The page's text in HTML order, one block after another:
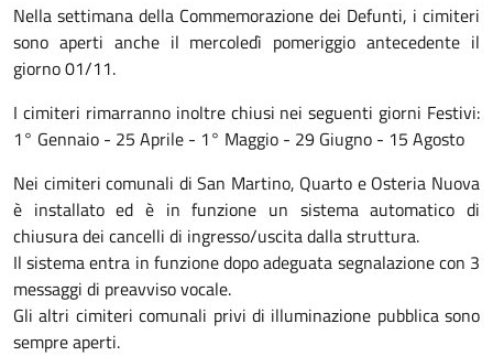
Nella settimana della Commemorazione dei Defunti, i cimiteri
sono aperti anche il mercoledì pomeriggio antecedente il
giorno 01/11.
I cimiteri rimarranno inoltre chiusi nei seguenti giorni Festivi:
1° Gennaio - 25 Aprile - 1° Maggio - 29 Giugno - 15 Agosto
Nei cimiteri comunali di San Martino, Quarto e Osteria Nuova
è installato ed è in funzione un sistema automatico di
chiusura dei cancelli di ingresso/uscita dalla struttura.
Il sistema entra in funzione dopo adeguata segnalazione con 3
messaggi di preavviso vocale.
Gli altri cimiteri comunali privi di illuminazione pubblica sono
sempre aperti.